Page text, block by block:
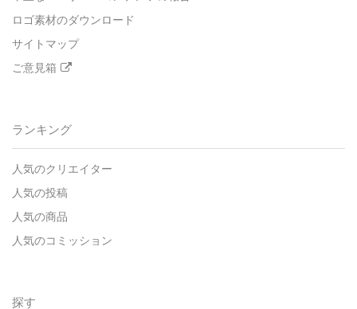
ロゴ素材のダウンロード
サイトマップ
ご意見箱
ランキング
人気のクリエイター
人気の投稿
人気の商品
人気のコミッション
探す